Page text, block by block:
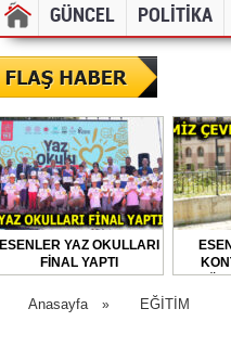
GÜNCEL POLİTİKA
ESENLER YAZ OKULLARI
FİNAL YAPTI
Anasayfa » EĞİTİM